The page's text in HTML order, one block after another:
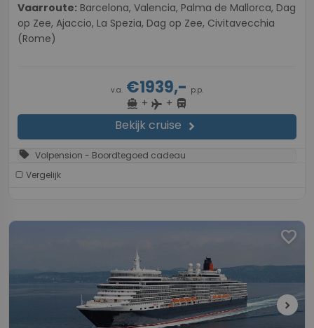
Vaarroute:
op Zee, Ajaccio, La Spezia, Dag op Zee, Civitavecchia
(Rome)
v.a. €1939,- p.p.
directions_boat + flight + directions_bus
Bekijk cruise chevron_right
sell Volpension - Boordtegoed cadeau
Vergelijk
favorite
chevron_right